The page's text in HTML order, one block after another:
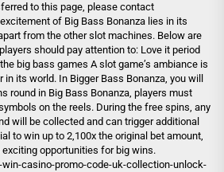
to this page, please contact
of Big Bass Bonanza lies in its
from the other slot machines. Below are
should pay attention to: Love it period
big bass games A slot game’s ambiance is
its world. In Bigger Bass Bonanza, you will
round in Big Bass Bonanza, players must
on the reels. During the free spins, any
will be collected and can trigger additional
to win up to 2,100x the original bet amount,
opportunities for big wins.
casino-promo-code-uk-collection-unlock-